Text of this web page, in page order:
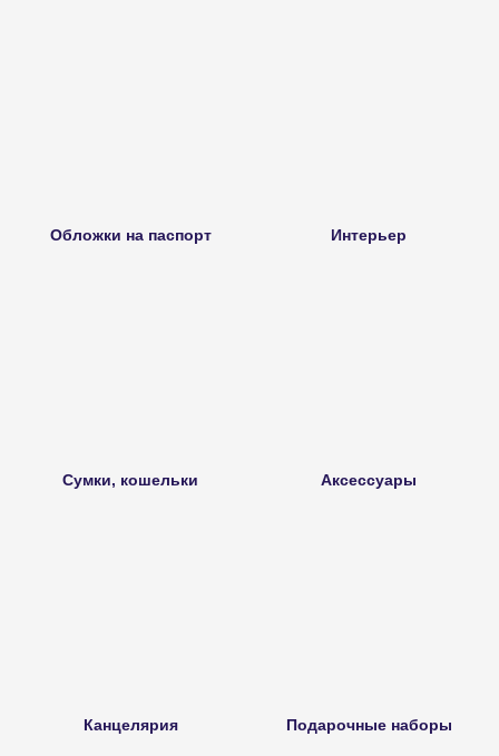
Обложки на паспорт Интерьер
Сумки, кошельки Аксессуары
Канцелярия Подарочные наборы